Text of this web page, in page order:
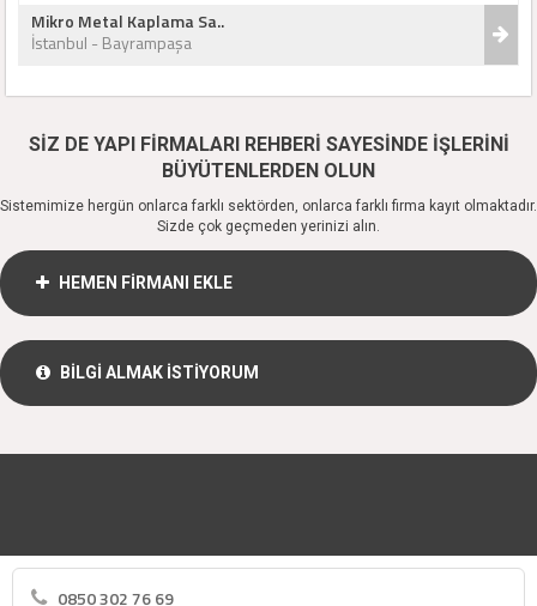
Mikro Metal Kaplama Sa..
İstanbul - Bayrampaşa
SİZ DE YAPI FİRMALARI REHBERİ SAYESİNDE İŞLERİNİ
BÜYÜTENLERDEN OLUN
Sistemimize hergün onlarca farklı sektörden, onlarca farklı firma kayıt olmaktadır.
Sizde çok geçmeden yerinizi alın.
HEMEN FİRMANI EKLE
BİLGİ ALMAK İSTİYORUM
0850 302 76 69